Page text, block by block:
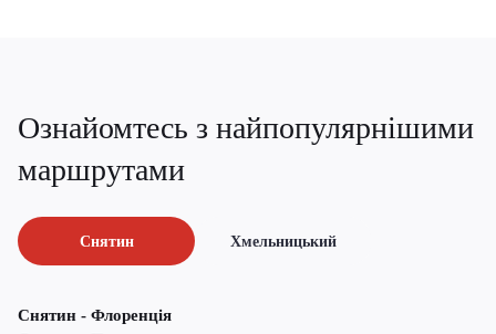
Ознайомтесь з найпопулярнішими
маршрутами
Снятин Хмельницький
Снятин - Флоренція